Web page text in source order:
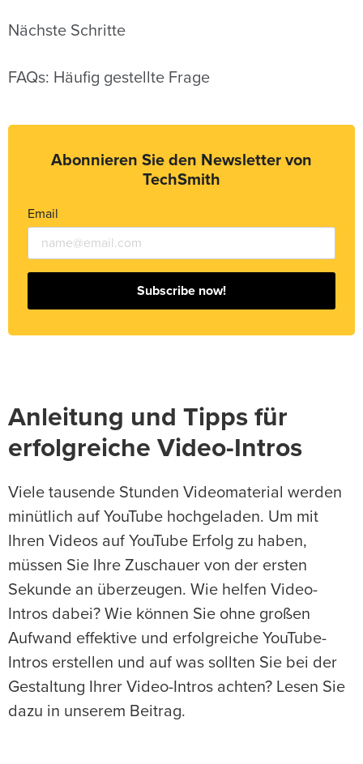
Nächste Schritte
FAQs: Häufig gestellte Frage
Abonnieren Sie den Newsletter von
TechSmith
Email
Subscribe now!
Anleitung und Tipps für
erfolgreiche Video-Intros
Viele tausende Stunden Videomaterial werden
minütlich auf YouTube hochgeladen. Um mit
Ihren Videos auf YouTube Erfolg zu haben,
müssen Sie Ihre Zuschauer von der ersten
Sekunde an überzeugen. Wie helfen Video-
Intros dabei? Wie können Sie ohne großen
Aufwand effektive und erfolgreiche YouTube-
Intros erstellen und auf was sollten Sie bei der
Gestaltung Ihrer Video-Intros achten? Lesen Sie
dazu in unserem Beitrag.